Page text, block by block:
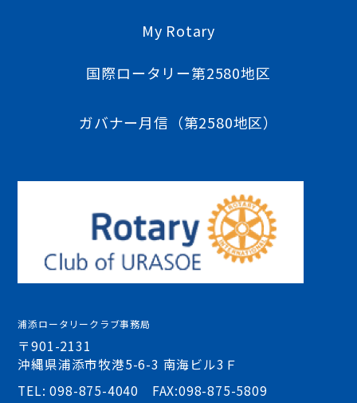
浦添ロータリークラブ事務局
〒901-2131
沖縄県浦添市牧港5-6-3 南海ビル3Ｆ
TEL: 098-875-4040 FAX:098-875-5809
My Rotary
国際ロータリー第2580地区
ガバナー月信（第2580地区）